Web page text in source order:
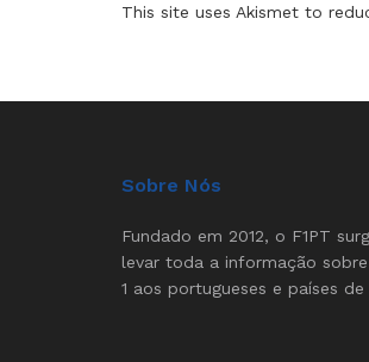
This site uses Akismet to
Sobre Nós
Fundado em 2012, o F1PT
levar toda a informação
1 aos portugueses e países